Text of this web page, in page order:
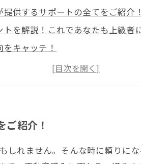
供するサポートの全てをご紹介！
を解説！これであなたも上級者
キャッチ！
来的な資産価値を担保する物件の
！住宅ローンの借り方や返済方
紹介！
れません。そんな時に頼りに